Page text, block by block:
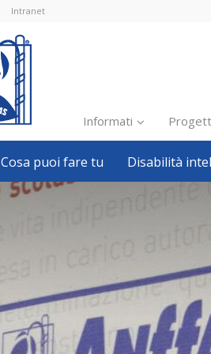
Intranet
Informati
Cosa puoi fare tu Disabilità